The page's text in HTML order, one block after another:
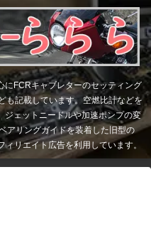
FCRキャブレターのセッティング
も記載しています。空燃比計などを
ジェットニードルや加速ポンプの変
アリングガイドを装着した旧型の
リエイト広告を利用しています。